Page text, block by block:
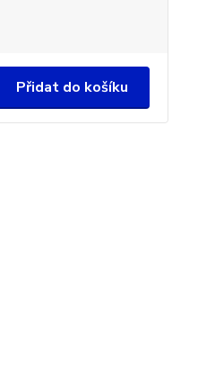
Přidat do košíku